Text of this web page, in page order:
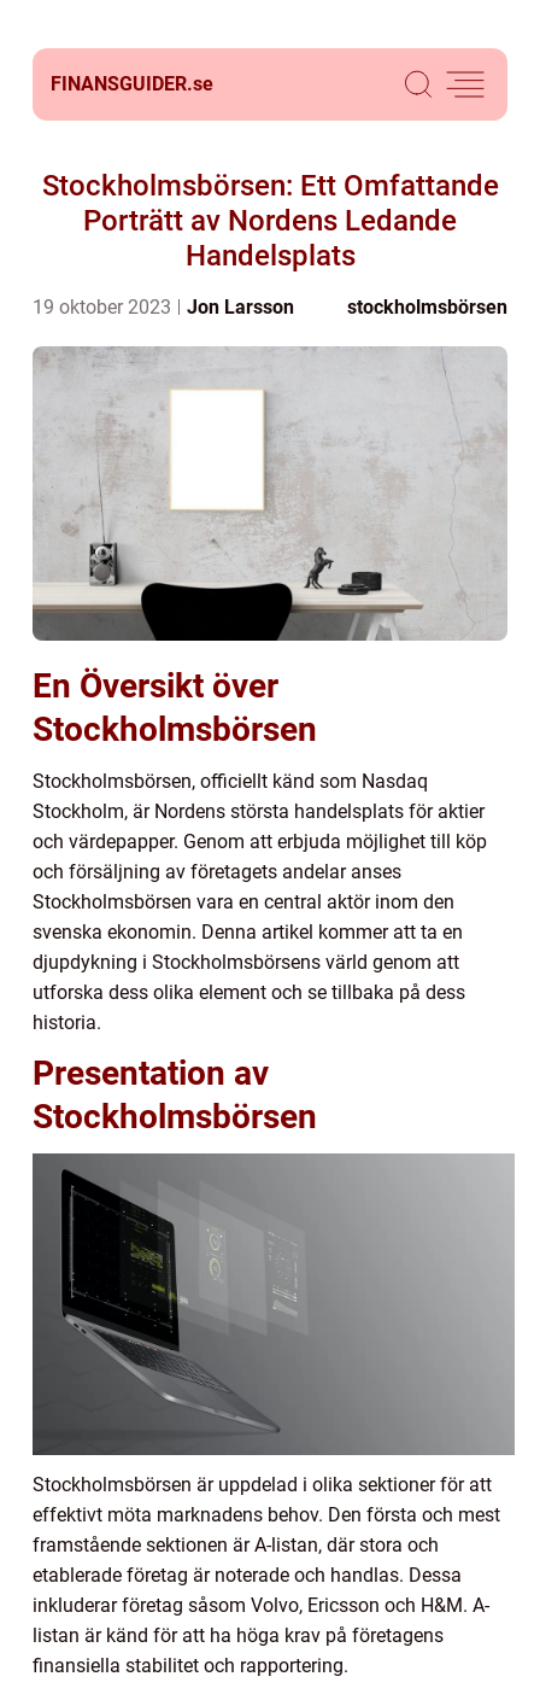
FINANSGUIDER.se
Stockholmsbörsen: Ett Omfattande
Porträtt av Nordens Ledande
Handelsplats
19 oktober 2023 Jon Larsson stockholmsbörsen
En Översikt över
Stockholmsbörsen
Stockholmsbörsen, officiellt känd som Nasdaq
Stockholm, är Nordens största handelsplats för aktier
och värdepapper. Genom att erbjuda möjlighet till köp
och försäljning av företagets andelar anses
Stockholmsbörsen vara en central aktör inom den
svenska ekonomin. Denna artikel kommer att ta en
djupdykning i Stockholmsbörsens värld genom att
utforska dess olika element och se tillbaka på dess
historia.
Presentation av
Stockholmsbörsen
Stockholmsbörsen är uppdelad i olika sektioner för att
effektivt möta marknadens behov. Den första och mest
framstående sektionen är A-listan, där stora och
etablerade företag är noterade och handlas. Dessa
inkluderar företag såsom Volvo, Ericsson och H&M. A-
listan är känd för att ha höga krav på företagens
finansiella stabilitet och rapportering.